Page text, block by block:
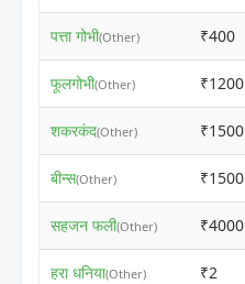
पत्ता गोभी(Other) ₹400
फूलगोभी(Other) ₹1200
शकरकंद(Other) ₹1500
बीन्स(Other) ₹1500
सहजन फली(Other) ₹4000
हरा धनिया(Other) ₹2